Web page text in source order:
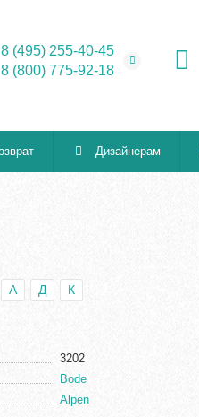
8 (495) 255-40-45
8 (800) 775-92-18
Дизайнерам
А Д К
3202
Bode
Alpen